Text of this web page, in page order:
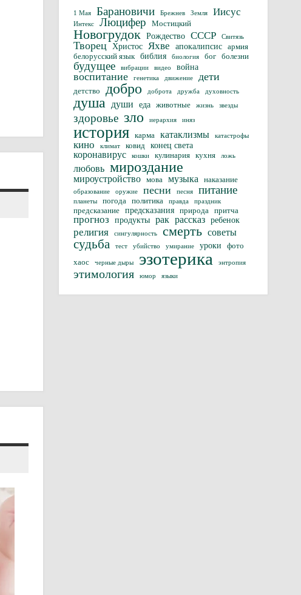
1 Мая Барановичи Брежнев Земля Иисус
Интекс Люцифер Мостицкий
Новогрудок Рождество СССР Свитязь
Творец Христос Яхве апокалипсис
армия
белорусский язык
библия биология бог болезни
будущее вибрации видео война
воспитание генетика движение дети
детство добро доброта дружба духовность
душа души еда животные жизнь звезды
здоровье зло иерархия иняз
история карма катаклизмы катастрофы
кино климат ковид конец света
коронавирус кошки кулинария кухня ложь
любовь мироздание
мироустройство мова музыка наказание
образование оружие песни песня питание
планеты погода политика правда праздник
предсказание предсказания природа притча
прогноз продукты рак рассказ ребенок
религия сингулярность смерть советы
судьба тест убийство умирание уроки
фото
хаос
черные дыры эзотерика энтропия
этимология юмор языки